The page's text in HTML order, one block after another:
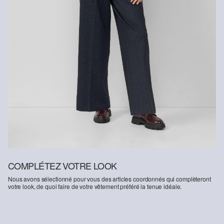
COMPLÉTEZ VOTRE LOOK
Nous avons sélectionné pour vous des articles coordonnés qui complèteront
votre look, de quoi faire de votre vêtement préféré la tenue idéale.